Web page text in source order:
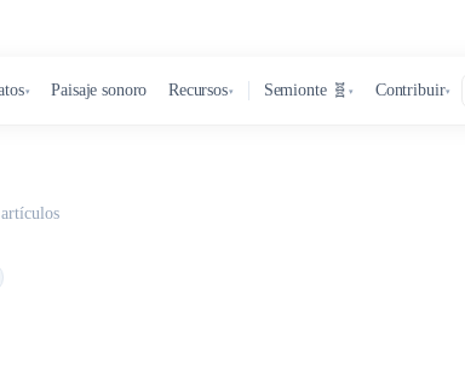
▾ Paisaje sonoro Recursos▾ Semionte 🧬 ▾ Contribuir▾